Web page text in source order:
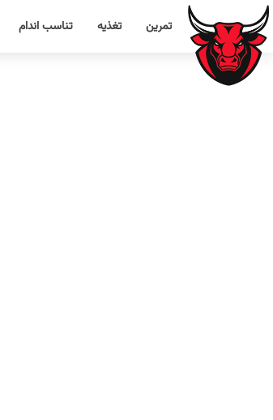
تمرین تغذیه تناسب اندام